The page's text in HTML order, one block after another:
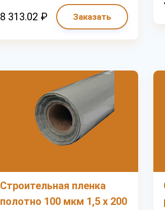
8 313.02 ₽ Заказать
Строительная пленка
полотно 100 мкм 1,5 х 200